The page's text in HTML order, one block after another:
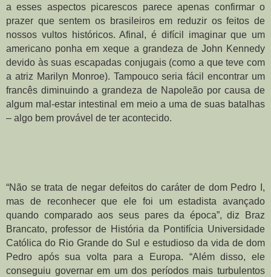
a esses aspectos picarescos parece apenas confirmar o
prazer que sentem os brasileiros em reduzir os feitos de
nossos vultos históricos. Afinal, é difícil imaginar que um
americano ponha em xeque a grandeza de John Kennedy
devido às suas escapadas conjugais (como a que teve com
a atriz Marilyn Monroe). Tampouco seria fácil encontrar um
francês diminuindo a grandeza de Napoleão por causa de
algum mal-estar intestinal em meio a uma de suas batalhas
– algo bem provável de ter acontecido.
“Não se trata de negar defeitos do caráter de dom Pedro I,
mas de reconhecer que ele foi um estadista avançado
quando comparado aos seus pares da época”, diz Braz
Brancato, professor de História da Pontifícia Universidade
Católica do Rio Grande do Sul e estudioso da vida de dom
Pedro após sua volta para a Europa. “Além disso, ele
conseguiu governar em um dos períodos mais turbulentos